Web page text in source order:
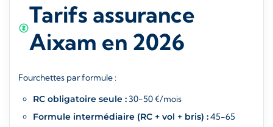
Tarifs assurance
Aixam en 2026
Fourchettes par formule :
RC obligatoire seule :30-50 €/mois
Formule intermédiaire (RC + vol + bris) :45-65